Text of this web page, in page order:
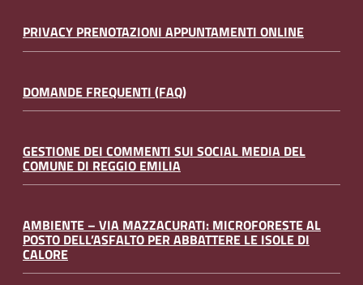
PRIVACY PRENOTAZIONI APPUNTAMENTI ONLINE
DOMANDE FREQUENTI (FAQ)
GESTIONE DEI COMMENTI SUI SOCIAL MEDIA DEL
COMUNE DI REGGIO EMILIA
AMBIENTE – VIA MAZZACURATI: MICROFORESTE AL
POSTO DELL’ASFALTO PER ABBATTERE LE ISOLE DI
CALORE